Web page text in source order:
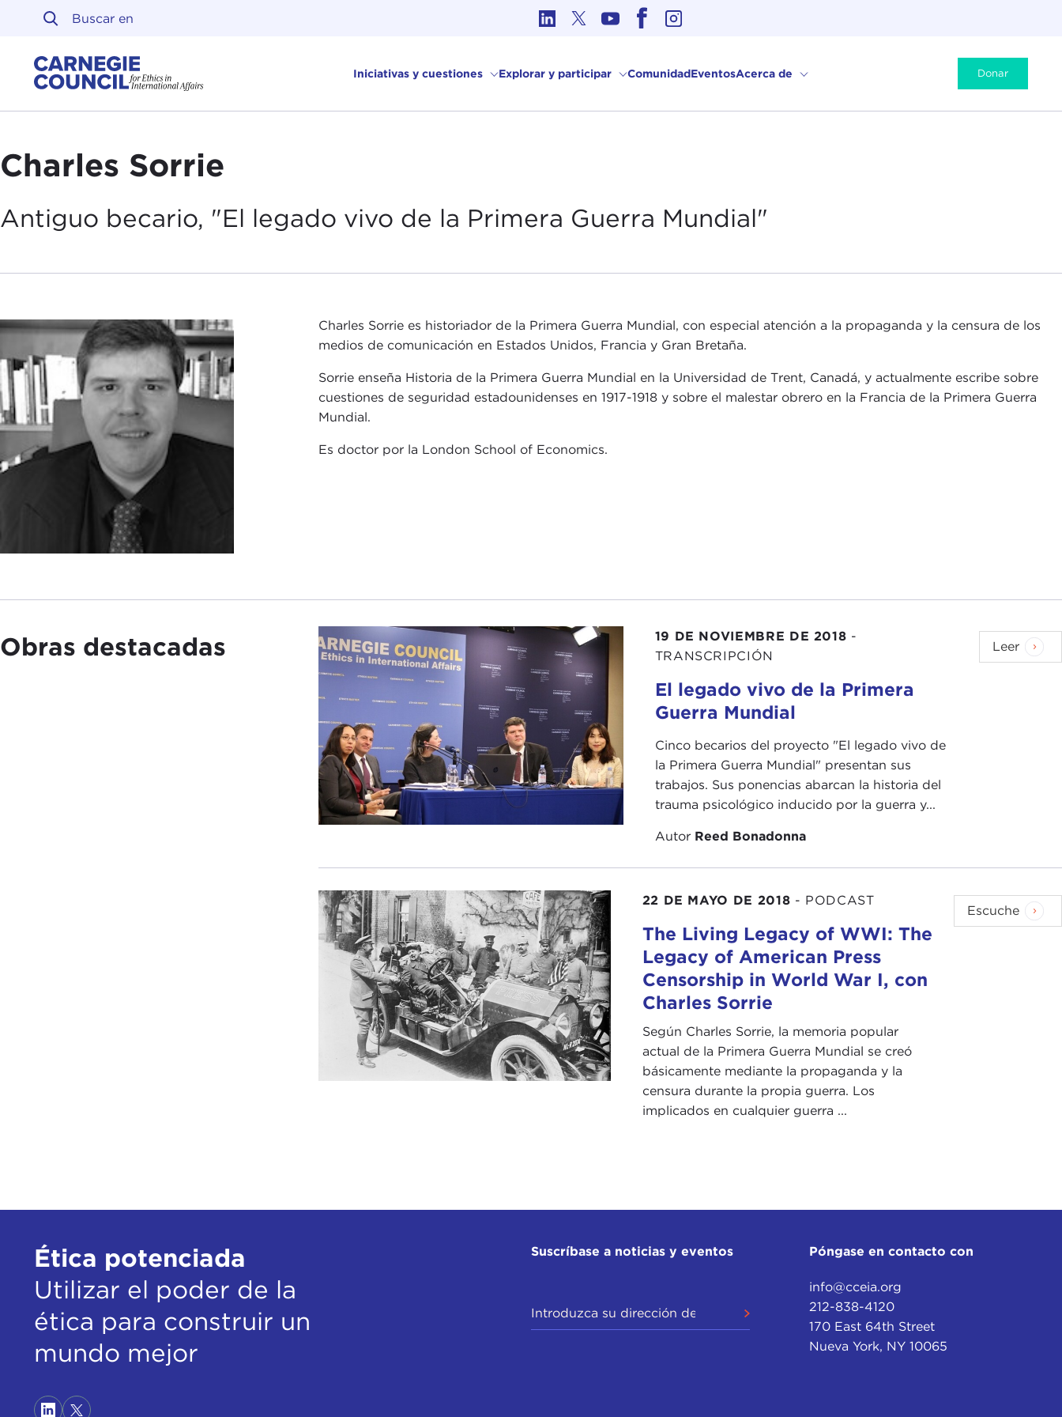
Ir al contenido
Iniciativas y cuestiones Explorar y participar ComunidadEventosAcerca de Donar
Charles Sorrie
Antiguo becario, "El legado vivo de la Primera Guerra Mundial"
Charles Sorrie es historiador de la Primera Guerra Mundial, con especial atención a la propaganda y la censura de los
medios de comunicación en Estados Unidos, Francia y Gran Bretaña.
Sorrie enseña Historia de la Primera Guerra Mundial en la Universidad de Trent, Canadá, y actualmente escribe sobre
cuestiones de seguridad estadounidenses en 1917-1918 y sobre el malestar obrero en la Francia de la Primera Guerra
Mundial.
Es doctor por la London School of Economics.
Obras destacadas 19 DE NOVIEMBRE DE 2018 -
TRANSCRIPCIÓN
El legado vivo de la Primera
Guerra Mundial
Cinco becarios del proyecto "El legado vivo de
la Primera Guerra Mundial" presentan sus
trabajos. Sus ponencias abarcan la historia del
trauma psicológico inducido por la guerra y...
Autor Reed Bonadonna
Leer
22 DE MAYO DE 2018 - PODCAST
The Living Legacy of WWI: The
Legacy of American Press
Censorship in World War I, con
Charles Sorrie
Según Charles Sorrie, la memoria popular
actual de la Primera Guerra Mundial se creó
básicamente mediante la propaganda y la
censura durante la propia guerra. Los
implicados en cualquier guerra ...
Escuche
Ética potenciada
Utilizar el poder de la
ética para construir un
mundo mejor
Suscríbase a noticias y eventos Póngase en contacto con
info@cceia.org
212-838-4120
170 East 64th Street
Nueva York, NY 10065